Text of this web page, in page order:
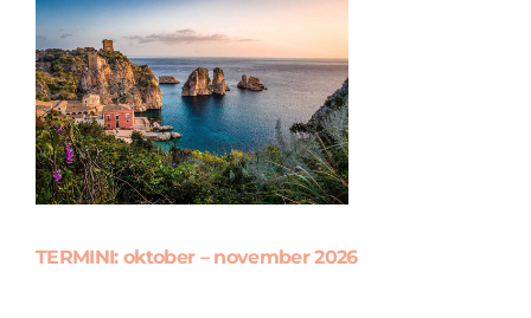
TERMINI: oktober – november 2026